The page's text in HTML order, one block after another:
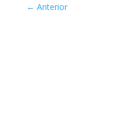
← Anterior